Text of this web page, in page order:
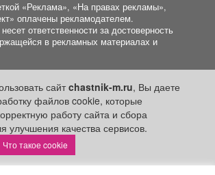
сайтchastnik-m.ru, Вы даете
файлов cookie, которые
работу сайта и сбора
улучшения качества сервисов.
Что такое cookie
«Реклама», «На правах рекламы»,
оплачены рекламодателем.
ответственности за достоверность
в рекламных материалах и
ООО "Частник-М"